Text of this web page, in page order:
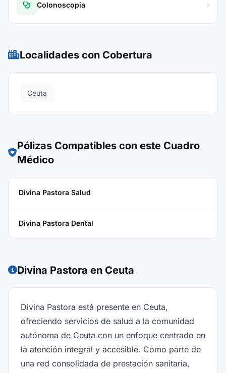
Colonoscopia
Localidades con Cobertura
Ceuta
Pólizas Compatibles con este Cuadro
Médico
Divina Pastora Salud
Divina Pastora Dental
Divina Pastora en Ceuta
Divina Pastora está presente en Ceuta,
ofreciendo servicios de salud a la comunidad
autónoma de Ceuta con un enfoque centrado en
la atención integral y accesible. Como parte de
una red consolidada de prestación sanitaria,